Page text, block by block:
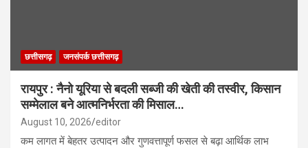
छत्तीसगढ़ जनसंपर्क छत्तीसगढ़
रायपुर : नैनो यूरिया से बदली सब्जी की खेती की तस्वीर, किसान
सम्मेलाल बने आत्मनिर्भरता की मिसाल…
August 10, 2026 editor
कम लागत में बेहतर उत्पादन और गुणवत्तापूर्ण फसल से बढ़ा आर्थिक लाभ